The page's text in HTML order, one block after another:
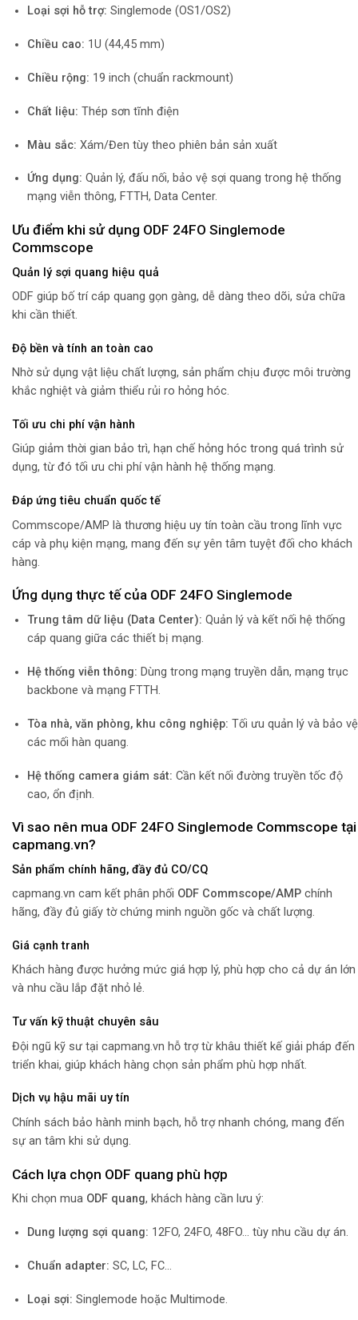
Loại sợi hỗ trợ: Singlemode (OS1/OS2)
Chiều cao: 1U (44,45 mm)
Chiều rộng: 19 inch (chuẩn rackmount)
Chất liệu: Thép sơn tĩnh điện
Màu sắc: Xám/Đen tùy theo phiên bản sản xuất
Ứng dụng: Quản lý, đấu nối, bảo vệ sợi quang trong hệ thống
mạng viễn thông, FTTH, Data Center.
Ưu điểm khi sử dụng ODF 24FO Singlemode
Commscope
Quản lý sợi quang hiệu quả
ODF giúp bố trí cáp quang gọn gàng, dễ dàng theo dõi, sửa chữa
khi cần thiết.
Độ bền và tính an toàn cao
Nhờ sử dụng vật liệu chất lượng, sản phẩm chịu được môi trường
khắc nghiệt và giảm thiểu rủi ro hỏng hóc.
Tối ưu chi phí vận hành
Giúp giảm thời gian bảo trì, hạn chế hỏng hóc trong quá trình sử
dụng, từ đó tối ưu chi phí vận hành hệ thống mạng.
Đáp ứng tiêu chuẩn quốc tế
Commscope/AMP là thương hiệu uy tín toàn cầu trong lĩnh vực
cáp và phụ kiện mạng, mang đến sự yên tâm tuyệt đối cho khách
hàng.
Ứng dụng thực tế của ODF 24FO Singlemode
Trung tâm dữ liệu (Data Center): Quản lý và kết nối hệ thống
cáp quang giữa các thiết bị mạng.
Hệ thống viễn thông: Dùng trong mạng truyền dẫn, mạng trục
backbone và mạng FTTH.
Tòa nhà, văn phòng, khu công nghiệp: Tối ưu quản lý và bảo vệ
các mối hàn quang.
Hệ thống camera giám sát: Cần kết nối đường truyền tốc độ
cao, ổn định.
Vì sao nên mua ODF 24FO Singlemode Commscope tại
capmang.vn?
Sản phẩm chính hãng, đầy đủ CO/CQ
capmang.vn cam kết phân phối ODF Commscope/AMP chính
hãng, đầy đủ giấy tờ chứng minh nguồn gốc và chất lượng.
Giá cạnh tranh
Khách hàng được hưởng mức giá hợp lý, phù hợp cho cả dự án lớn
và nhu cầu lắp đặt nhỏ lẻ.
Tư vấn kỹ thuật chuyên sâu
Đội ngũ kỹ sư tại capmang.vn hỗ trợ từ khâu thiết kế giải pháp đến
triển khai, giúp khách hàng chọn sản phẩm phù hợp nhất.
Dịch vụ hậu mãi uy tín
Chính sách bảo hành minh bạch, hỗ trợ nhanh chóng, mang đến
sự an tâm khi sử dụng.
Cách lựa chọn ODF quang phù hợp
Khi chọn mua ODF quang, khách hàng cần lưu ý:
Dung lượng sợi quang: 12FO, 24FO, 48FO… tùy nhu cầu dự án.
Chuẩn adapter: SC, LC, FC…
Loại sợi: Singlemode hoặc Multimode.